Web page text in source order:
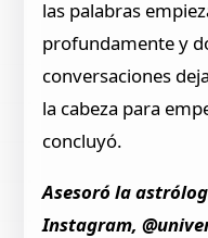
las palabras
profundamente y
conversaciones
la cabeza para
concluyó.
Asesoró la
Instagram,